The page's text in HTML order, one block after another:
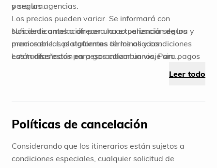
y segura.
para las agencias.
Los precios pueden variar. Se informará con
suficiente antelación para la actualización de los
precios en las plataformas de los aliados.
Las tarifas están en pesos colombianos. Para pagos
Nos dedicamos a ofrecer una experiencia segura y
memorable. Los siguientes términos y condiciones
están diseñados para garantizar un viaje sin
en ponerte en contacto con nosotros. ¡Estamos
Leer todo
Políticas de cancelación
Considerando que los itinerarios están sujetos a
condiciones especiales, cualquier solicitud de